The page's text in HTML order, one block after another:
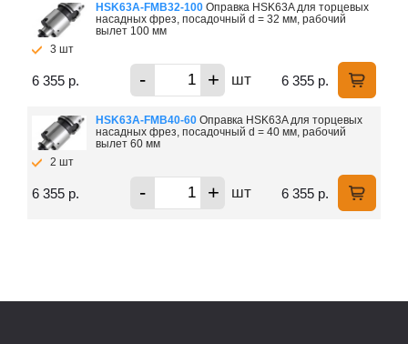
HSK63A-FMB32-100 Оправка HSK63A для торцевых
насадных фрез, посадочный d = 32 мм, рабочий
вылет 100 мм
3 шт
6 355 р. - + шт 6 355 р.
HSK63A-FMB40-60 Оправка HSK63A для торцевых
насадных фрез, посадочный d = 40 мм, рабочий
вылет 60 мм
2 шт
6 355 р. - + шт 6 355 р.